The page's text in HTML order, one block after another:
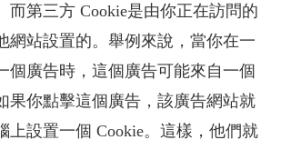
而第三方 Cookie是由你正在訪問的
網站設置的。舉例來說，當你在一
個廣告時，這個廣告可能來自一個
果你點擊這個廣告，該廣告網站就
上設置一個 Cookie。這樣，他們就